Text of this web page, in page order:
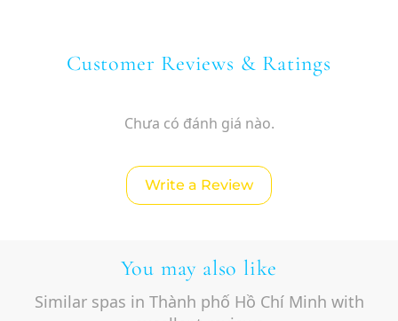
Customer Reviews & Ratings
Chưa có đánh giá nào.
Write a Review
You may also like
Similar spas in Thành phố Hồ Chí Minh with